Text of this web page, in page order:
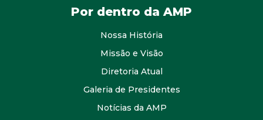
Por dentro da AMP
Nossa História
Missão e Visão
Diretoria Atual
Galeria de Presidentes
Notícias da AMP